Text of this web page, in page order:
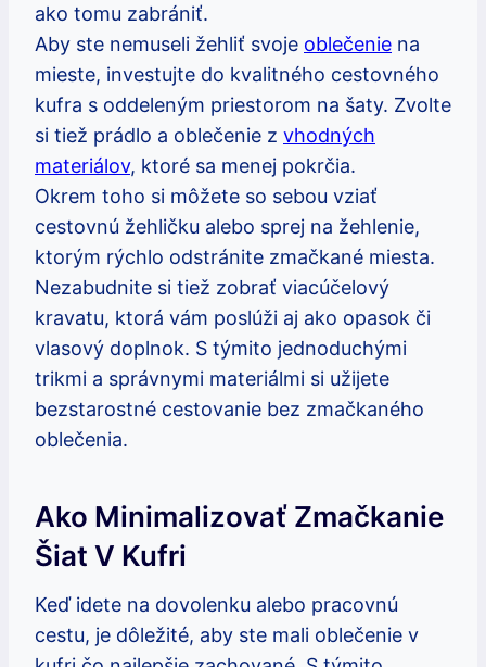
ako tomu zabrániť.
Aby ste nemuseli žehliť svoje oblečenie na
mieste, investujte do ⁢kvalitného ⁣cestovného
kufra⁢ s oddeleným‍ priestorom na⁢ šaty. Zvolte
si tiež prádlo a oblečenie z vhodných
materiálov,​ ktoré ‌sa menej pokrčia.
Okrem ‌toho si môžete so ​sebou vziať
cestovnú žehličku alebo⁢ sprej na žehlenie,
‌ktorým‍ rýchlo odstránite zmačkané miesta.
Nezabudnite si tiež zobrať​ viacúčelový
kravatu,⁢ ktorá vám poslúži aj ako opasok či
vlasový doplnok. ‍S​ týmito ‍jednoduchými‍
trikmi a správnymi materiálmi ⁤si užijete
bezstarostné​ cestovanie bez zmačkaného
oblečenia.
Ako ⁤minimalizovať Zmačkanie
Šiat V Kufri
Keď idete‍ na dovolenku alebo pracovnú⁤
cestu, je dôležité, aby ​ste mali oblečenie v